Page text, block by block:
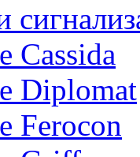
Cassida
Diplomat
Ferocon